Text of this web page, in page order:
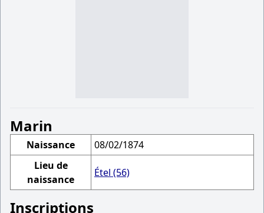
Marin
Naissance
08/02/1874
Lieu de
naissance
Étel (56)
Inscriptions